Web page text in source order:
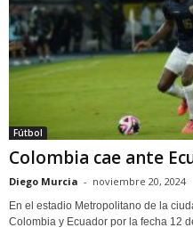
Fútbol
Colombia cae ante
Diego Murcia - noviembre 20, 2024
En el estadio Metropolitano de la
Colombia y Ecuador por la fecha 12